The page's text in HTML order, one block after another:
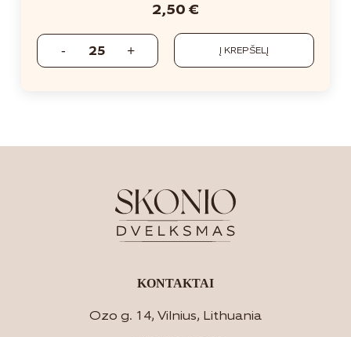
Į KREPŠELĮ
2,50 €
KONTAKTAI
Ozo g. 14, Vilnius, Lithuania